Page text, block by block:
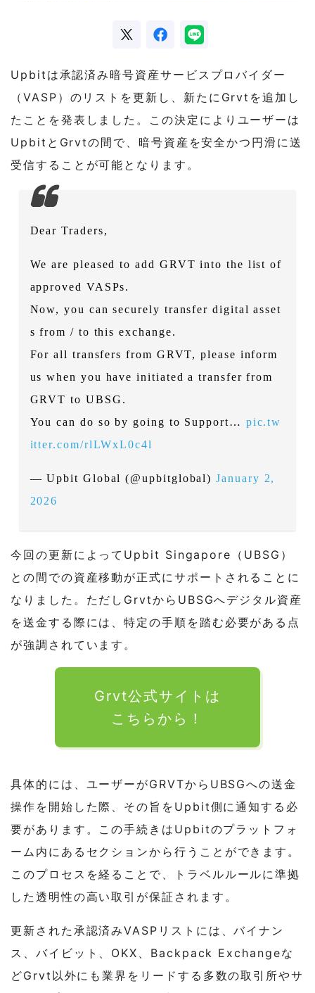
Upbitは承認済み暗号資産サービスプロバイダー
（VASP）のリストを更新し、新たにGrvtを追加し
たことを発表しました。この決定によりユーザーは
UpbitとGrvtの間で、暗号資産を安全かつ円滑に送
受信することが可能となります。
Dear Traders,
We are pleased to add GRVT into the list of
approved VASPs.
Now, you can securely transfer digital asset
s from / to this exchange.
For all transfers from GRVT, please inform
us when you have initiated a transfer from
GRVT to UBSG.
You can do so by going to Support… pic.tw
itter.com/rlLWxL0c4l
— Upbit Global (@upbitglobal)January 2,
2026
今回の更新によってUpbit Singapore（UBSG）
との間での資産移動が正式にサポートされることに
なりました。ただしGrvtからUBSGへデジタル資産
を送金する際には、特定の手順を踏む必要がある点
が強調されています。
Grvt公式サイトは
こちらから！
具体的には、ユーザーがGRVTからUBSGへの送金
操作を開始した際、その旨をUpbit側に通知する必
要があります。この手続きはUpbitのプラットフォ
ーム内にあるセクションから行うことができます。
このプロセスを経ることで、トラベルルールに準拠
した透明性の高い取引が保証されます。
更新された承認済みVASPリストには、バイナン
ス、バイビット、OKX、Backpack Exchangeな
どGrvt以外にも業界をリードする多数の取引所やサ